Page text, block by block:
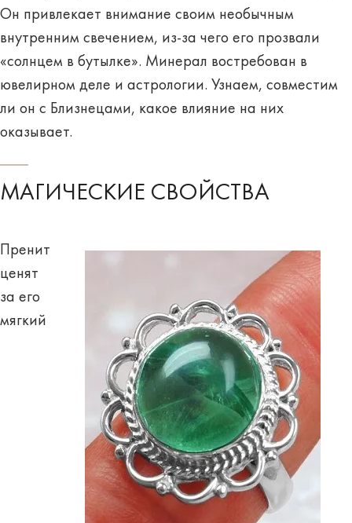
Он привлекает внимание своим необычным
внутренним свечением, из-за чего его прозвали
«солнцем в бутылке». Минерал востребован в
ювелирном деле и астрологии. Узнаем, совместим
ли он с Близнецами, какое влияние на них
оказывает.
МАГИЧЕСКИЕ СВОЙСТВА
Пренит
ценят
за его
мягкий